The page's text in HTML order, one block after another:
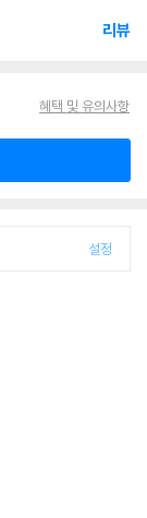
리뷰
혜택 및 유의사항
설정